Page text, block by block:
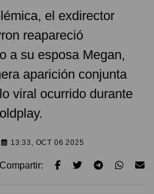
el exdirector
reapareció
a su esposa Megan,
aparición conjunta
viral ocurrido durante
13:33, OCT 06 2025
Compartir: